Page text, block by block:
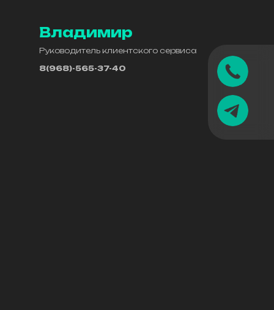
Владимир
Руководитель клиентского сервиса
8(968)-565-37-40